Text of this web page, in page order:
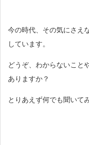
今の時代、その気にさえ
しています。
どうぞ、わからないこと
ありますか？
とりあえず何でも聞いて